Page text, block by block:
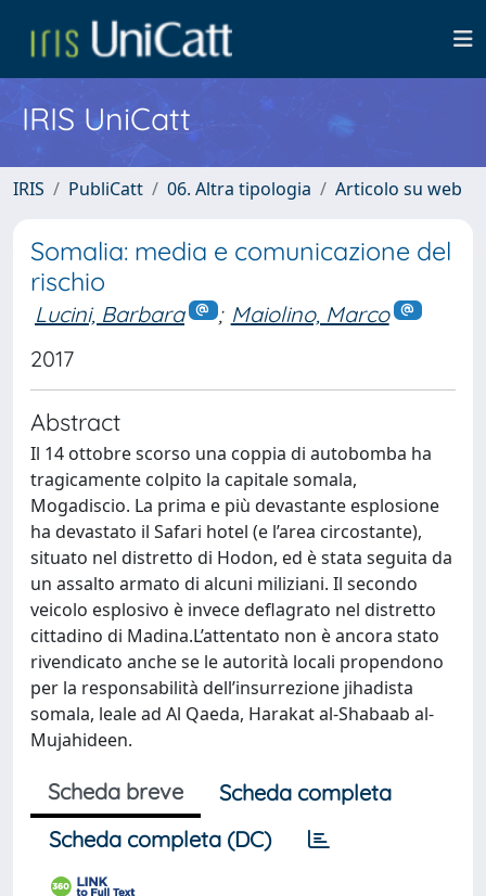
IRIS UniCatt
IRIS PubliCatt 06. Altra tipologia Articolo su web
Somalia: media e comunicazione del
rischio
Lucini, Barbara ; Maiolino, Marco
2017
Abstract
Il 14 ottobre scorso una coppia di autobomba ha
tragicamente colpito la capitale somala,
Mogadiscio. La prima e più devastante esplosione
ha devastato il Safari hotel (e l’area circostante),
situato nel distretto di Hodon, ed è stata seguita da
un assalto armato di alcuni miliziani. Il secondo
veicolo esplosivo è invece deflagrato nel distretto
cittadino di Madina.L’attentato non è ancora stato
rivendicato anche se le autorità locali propendono
per la responsabilità dell’insurrezione jihadista
somala, leale ad Al Qaeda, Harakat al-Shabaab al-
Mujahideen.
Scheda breve
Scheda completa
Scheda completa (DC)